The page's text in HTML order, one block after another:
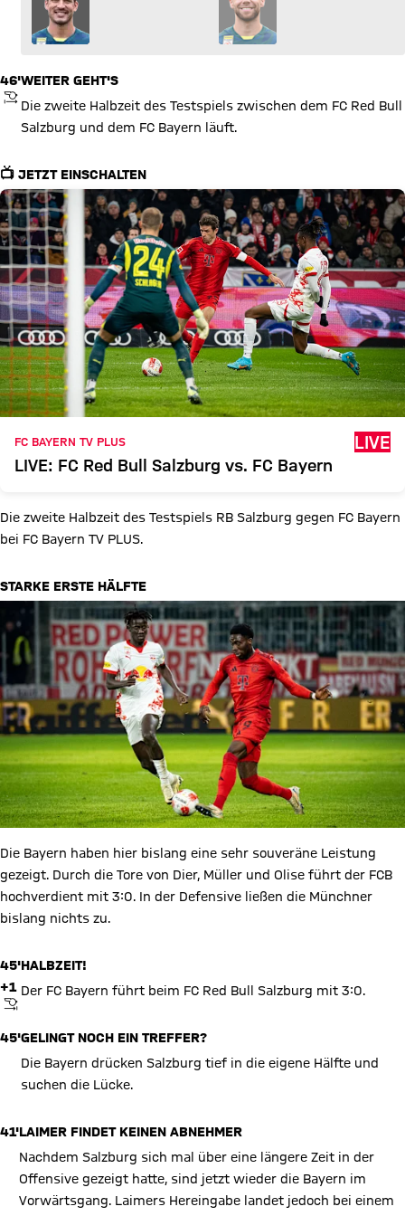
46'
ANPFIFF
WEITER GEHT'S
Die zweite Halbzeit des Testspiels zwischen dem FC Red Bull
Salzburg und dem FC Bayern läuft.
📺 JETZT EINSCHALTEN
FC BAYERN TV PLUS LIVE
LIVE: FC Red Bull Salzburg vs. FC Bayern
Die zweite Halbzeit des Testspiels RB Salzburg gegen FC Bayern
bei FC Bayern TV PLUS.
STARKE ERSTE HÄLFTE
Die Bayern haben hier bislang eine sehr souveräne Leistung
gezeigt. Durch die Tore von Dier, Müller und Olise führt der FCB
hochverdient mit 3:0. In der Defensive ließen die Münchner
bislang nichts zu.
45'
+1
ABPFIFF
HALBZEIT!
Der FC Bayern führt beim FC Red Bull Salzburg mit 3:0.
45'GELINGT NOCH EIN TREFFER?
Die Bayern drücken Salzburg tief in die eigene Hälfte und
suchen die Lücke.
41'LAIMER FINDET KEINEN ABNEHMER
Nachdem Salzburg sich mal über eine längere Zeit in der
Offensive gezeigt hatte, sind jetzt wieder die Bayern im
Vorwärtsgang. Laimers Hereingabe landet jedoch bei einem